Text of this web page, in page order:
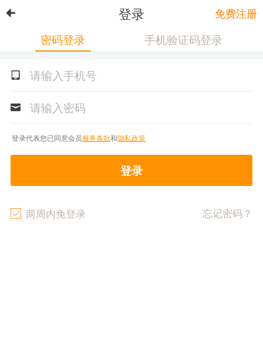
登录 免费注册
密码登录 手机验证码登录
登录代表您已同意会员服务条款和隐私政策
登录
两周内免登录 忘记密码？